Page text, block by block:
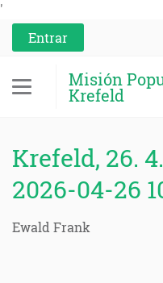
'
Entrar
Misión
Krefeld
Krefeld, 26.
2026-04-26
Ewald Frank